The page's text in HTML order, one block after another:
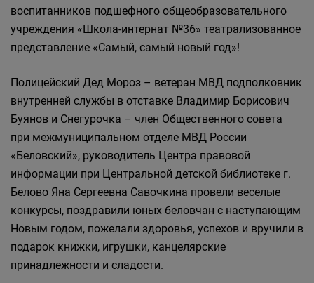
воспитанников подшефного общеобразовательного
учреждения «Школа-интернат №36» театрализованное
представление «Самый, самый новый год»!
Полицейский Дед Мороз – ветеран МВД подполковник
внутренней службы в отставке Владимир Борисович
Буянов и Снегурочка – член Общественного совета
при межмуниципальном отделе МВД России
«Беловский», руководитель Центра правовой
информации при Центральной детской библиотеке г.
Белово Яна Сергеевна Савочкина провели веселые
конкурсы, поздравили юных беловчан с наступающим
Новым годом, пожелали здоровья, успехов и вручили в
подарок книжки, игрушки, канцелярские
принадлежности и сладости.